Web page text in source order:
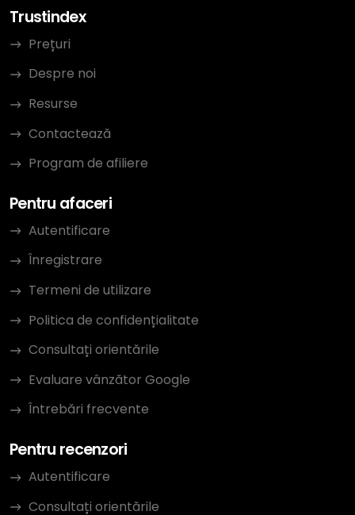
Trustindex
Prețuri
Despre noi
Resurse
Contactează
Program de afiliere
Pentru afaceri
Autentificare
Înregistrare
Termeni de utilizare
Politica de confidențialitate
Consultați orientările
Evaluare vânzător Google
Întrebări frecvente
Pentru recenzori
Autentificare
Consultați orientările